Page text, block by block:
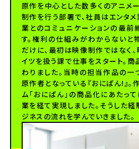
原作を中心とした数多くのアニメ
制作を行う部署で、社員はエンタ
業とのコミュニケーションの最前
す。権利の仕組みがわからないと
だけに、最初は映像制作ではなく
イツを扱う課で仕事をスタート。
わりました。当時の担当作品の
原作者となっている『おにぱん!』。
ム「おにぱん」の商品化にあたっ
業を経て実現しました。そうした経
ジネスの流れを学んでいきました。